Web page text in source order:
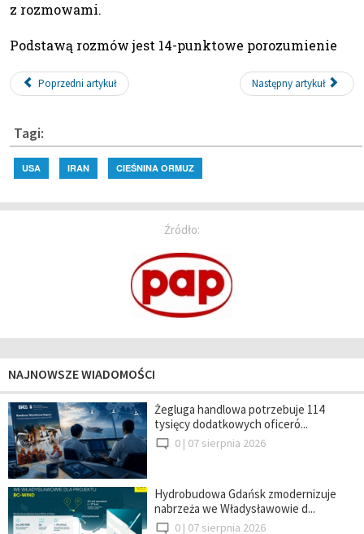
z rozmowami.
Podstawą rozmów jest 14-punktowe porozumienie
Poprzedni artykuł Następny artykuł
Tagi:
USA IRAN CIEŚNINA ORMUZ
Źródło:
NAJNOWSZE WIADOMOŚCI
Żegluga handlowa potrzebuje 114
tysięcy dodatkowych oficeró...
0 | 07 sierpnia 2026
Hydrobudowa Gdańsk zmodernizuje
nabrzeża we Władysławowie d...
0 | 07 sierpnia 2026